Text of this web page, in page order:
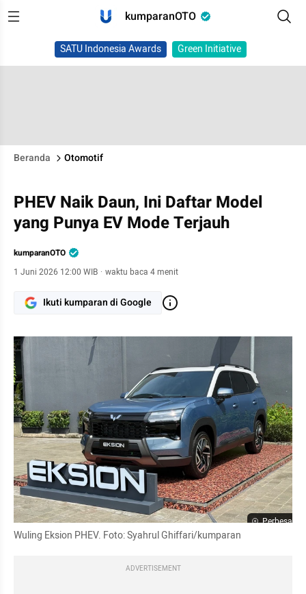
kumparanOTO
SATU Indonesia Awards Green Initiative
Beranda Otomotif
PHEV Naik Daun, Ini Daftar Model
yang Punya EV Mode Terjauh
kumparanOTO
1 Juni 2026 12:00 WIB · waktu baca 4 menit
Ikuti kumparan di Google
Perbesar
Wuling Eksion PHEV. Foto: Syahrul Ghiffari/kumparan
ADVERTISEMENT